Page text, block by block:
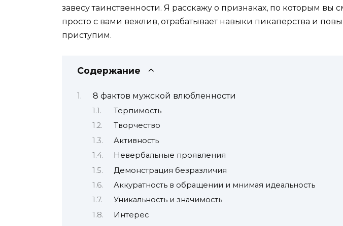
завесу таинственности. Я расскажу о признаках, по которым
просто с вами вежлив, отрабатывает навыки пикаперства и
приступим.
Содержание
8 фактов мужской влюбленности
Терпимость
Творчество
Активность
Невербальные проявления
Демонстрация безразличия
Аккуратность в обращении и мнимая идеальность
Уникальность и значимость
Интерес